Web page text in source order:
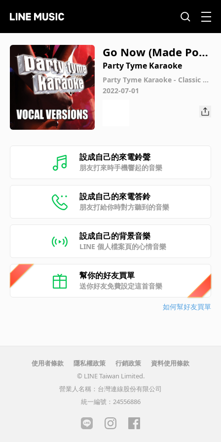
Go Now (Made Pop
ular By The Moody
Blues) [Vocal Versio
n]
Party Tyme Karaoke
Party Tyme Karaoke - Classic R
ock Hits 1 (Vocal Versions)
2022-07-01
設成自己的來電鈴聲
朋友打來時手機響起的音樂
設成自己的來電答鈴
朋友打給你時對方聽到的音樂
設成自己的背景音樂
LINE 個人檔案頁的心情音樂
幫你的好友買單
送你好友免費設定這首音樂
如何幫好友買單
使用者條款 隱私權政策 行銷政策
資料使用條款
© LINE Taiwan Limited.
營業人名稱：台灣連線股份有限公司
統一編號：24556886